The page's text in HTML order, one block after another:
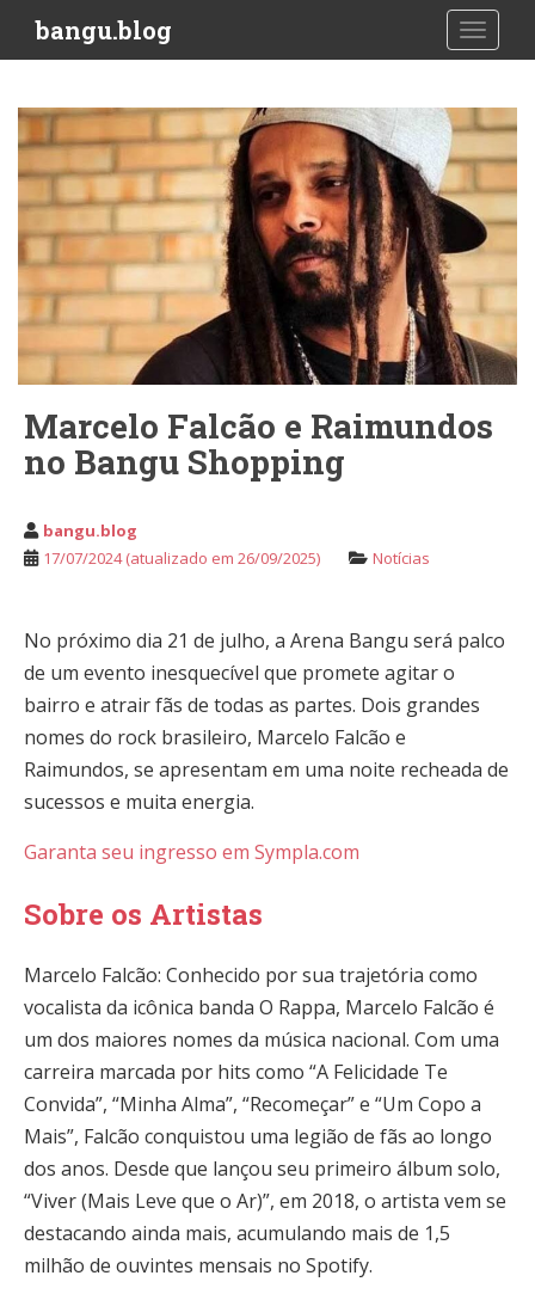
i
bangu.blog
Marcelo Falcão e Raimundos
no Bangu Shopping
bangu.blog
17/07/2024(atualizado em 26/09/2025) Notícias
No próximo dia 21 de julho, a Arena Bangu será palco
de um evento inesquecível que promete agitar o
bairro e atrair fãs de todas as partes. Dois grandes
nomes do rock brasileiro, Marcelo Falcão e
Raimundos, se apresentam em uma noite recheada de
sucessos e muita energia.
Garanta seu ingresso em Sympla.com
Sobre os Artistas
Marcelo Falcão: Conhecido por sua trajetória como
vocalista da icônica banda O Rappa, Marcelo Falcão é
um dos maiores nomes da música nacional. Com uma
carreira marcada por hits como “A Felicidade Te
Convida”, “Minha Alma”, “Recomeçar” e “Um Copo a
Mais”, Falcão conquistou uma legião de fãs ao longo
dos anos. Desde que lançou seu primeiro álbum solo,
“Viver (Mais Leve que o Ar)”, em 2018, o artista vem se
destacando ainda mais, acumulando mais de 1,5
milhão de ouvintes mensais no Spotify.